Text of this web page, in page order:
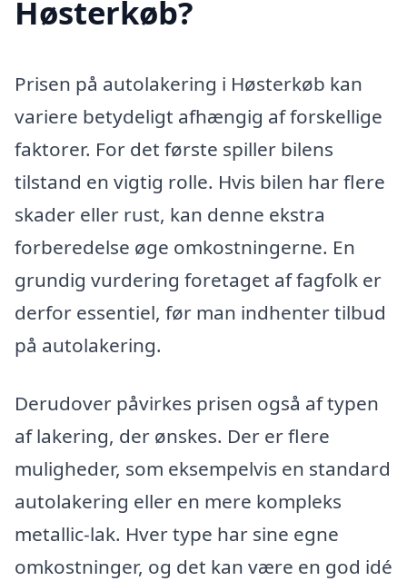
Høsterkøb?
Prisen på autolakering i Høsterkøb kan
variere betydeligt afhængig af forskellige
faktorer. For det første spiller bilens
tilstand en vigtig rolle. Hvis bilen har flere
skader eller rust, kan denne ekstra
forberedelse øge omkostningerne. En
grundig vurdering foretaget af fagfolk er
derfor essentiel, før man indhenter tilbud
på autolakering.
Derudover påvirkes prisen også af typen
af lakering, der ønskes. Der er flere
muligheder, som eksempelvis en standard
autolakering eller en mere kompleks
metallic-lak. Hver type har sine egne
omkostninger, og det kan være en god idé